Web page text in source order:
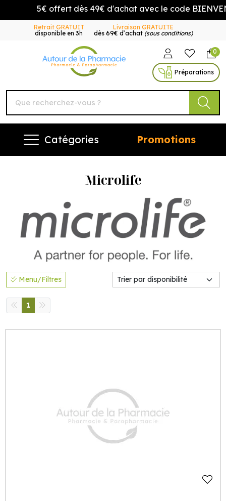
5€ offert dès 49€ d'achat avec le code
Retrait GRATUIT
disponible en 3h
Livraison GRATUITE
dès 69€ d’achat (sous conditions)
Autour de la Pharmacie
0
Préparations
Catégories Promotions
Microlife
Menu/Filtres
1